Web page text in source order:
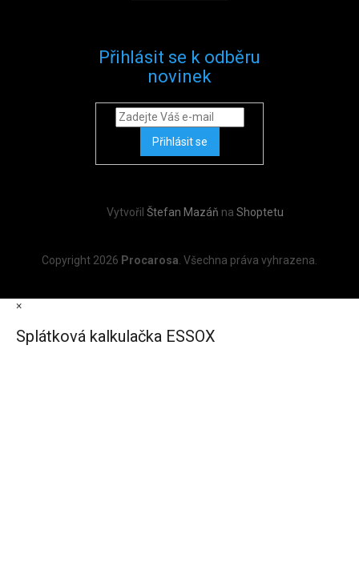
Přihlásit se k odběru
novinek
Přihlásit se
Vytvořil Štefan Mazáň na Shoptetu
Copyright 2026 Procarosa. Všechna práva vyhrazena.
×
Splátková kalkulačka ESSOX